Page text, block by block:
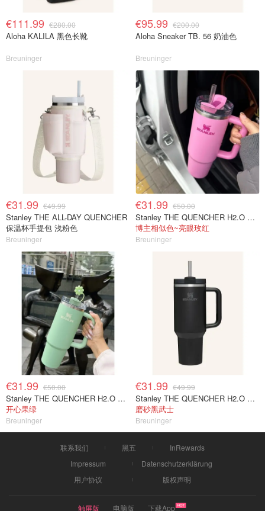
€111.99 €280.00
Aloha KALILA 黑色长靴
Breuninger
€95.99 €200.00
Aloha Sneaker TB. 56 奶油色
Breuninger
€31.99 €49.99
Stanley THE ALL-DAY QUENCHER
保温杯手提包 浅粉色
Breuninger
€31.99 €50.00
Stanley THE QUENCHER H2.O 保温杯 1.18L 粉色
博主相似色~亮眼玫红
Breuninger
€31.99 €50.00
Stanley THE QUENCHER H2.O 保温杯 1.18升 浅绿色
开心果绿
Breuninger
€31.99 €49.99
Stanley THE QUENCHER H2.O FLOWSTATE 保温杯 1.18L 黑色
磨砂黑武士
Breuninger
联系我们 黑五
InRewards
Impressum
Datenschutzerklärung
用户协议
版权声明
触屏版 电脑版 下载App